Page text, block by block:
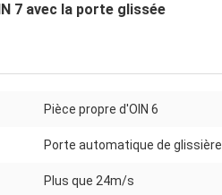
7 avec la porte glissée
Pièce propre d'OIN 6
Porte automatique de glissière
Plus que 24m/s